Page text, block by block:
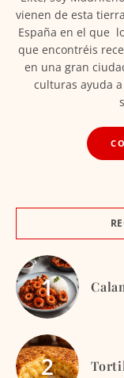
vienen de esta
España en el que
que encontréis
en una gran
culturas ayuda